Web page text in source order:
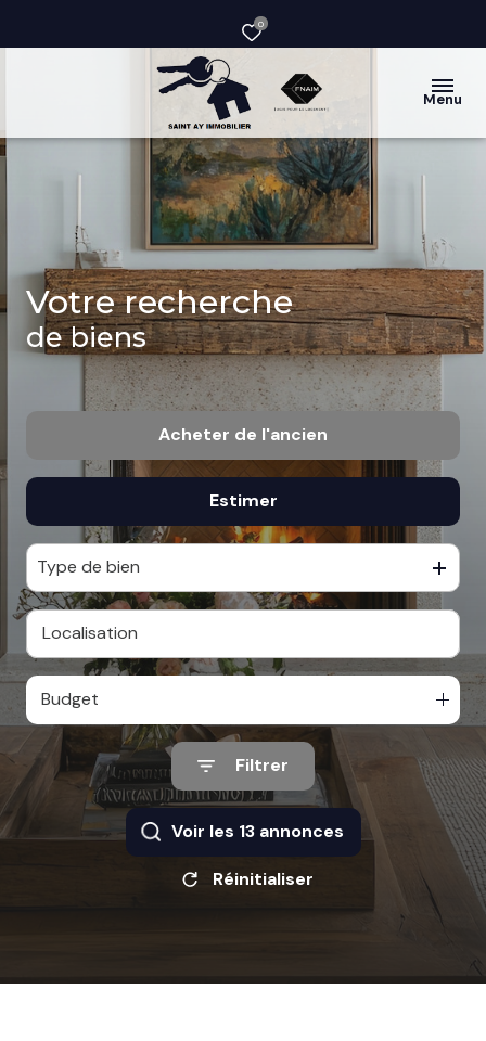
0
Menu
Votre recherche
de biens
Acheter de l'ancien
Estimer
Type de bien
Budget
Filtrer
Voir les 13annonces
Réinitialiser